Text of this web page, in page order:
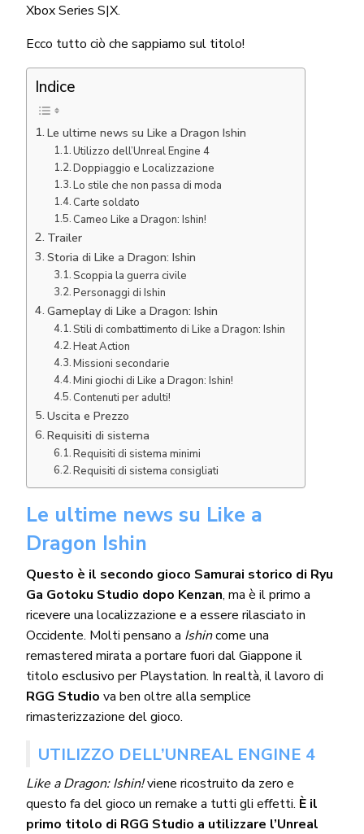
Xbox Series S|X.
Ecco tutto ciò che sappiamo sul titolo!
Indice
Le ultime news su Like a Dragon Ishin
Utilizzo dell’Unreal Engine 4
Doppiaggio e Localizzazione
Lo stile che non passa di moda
Carte soldato
Cameo Like a Dragon: Ishin!
Trailer
Storia di Like a Dragon: Ishin
Scoppia la guerra civile
Personaggi di Ishin
Gameplay di Like a Dragon: Ishin
Stili di combattimento di Like a Dragon: Ishin
Heat Action
Missioni secondarie
Mini giochi di Like a Dragon: Ishin!
Contenuti per adulti!
Uscita e Prezzo
Requisiti di sistema
Requisiti di sistema minimi
Requisiti di sistema consigliati
Le ultime news su Like a
Dragon Ishin
Questo è il secondo gioco Samurai storico di Ryu
Ga Gotoku Studio dopo Kenzan, ma è il primo a
ricevere una localizzazione e a essere rilasciato in
Occidente. Molti pensano a Ishincome una
remastered mirata a portare fuori dal Giappone il
titolo esclusivo per Playstation. In realtà, il lavoro di
RGG Studio va ben oltre alla semplice
rimasterizzazione del gioco.
UTILIZZO DELL’UNREAL ENGINE 4
Like a Dragon: Ishin!viene ricostruito da zero e
questo fa del gioco un remake a tutti gli effetti. È il
primo titolo di RGG Studio a utilizzare l’Unreal